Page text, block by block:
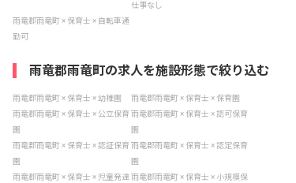
仕事なし
雨竜郡雨竜町 × 保育士 × 自転車通
勤可
雨竜郡雨竜町の求人を施設形態で絞り込む
雨竜郡雨竜町 × 保育士 × 幼稚園
雨竜郡雨竜町 × 保育士 × 保育園
雨竜郡雨竜町 × 保育士 × 公立保育
園
雨竜郡雨竜町 × 保育士 × 認可保育
園
雨竜郡雨竜町 × 保育士 × 認証保育
園
雨竜郡雨竜町 × 保育士 × 認定保育
園
雨竜郡雨竜町 × 保育士 × 児童発達雨竜郡雨竜町 × 保育士 × 小規模保